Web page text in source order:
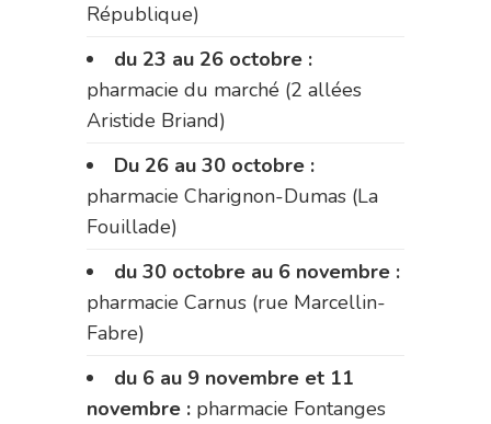
République)
du 23 au 26 octobre :
pharmacie du marché (2 allées
Aristide Briand)
Du 26 au 30 octobre :
pharmacie Charignon-Dumas (La
Fouillade)
du 30 octobre au 6 novembre :
pharmacie Carnus (rue Marcellin-
Fabre)
du 6 au 9 novembre et 11
novembre : pharmacie Fontanges